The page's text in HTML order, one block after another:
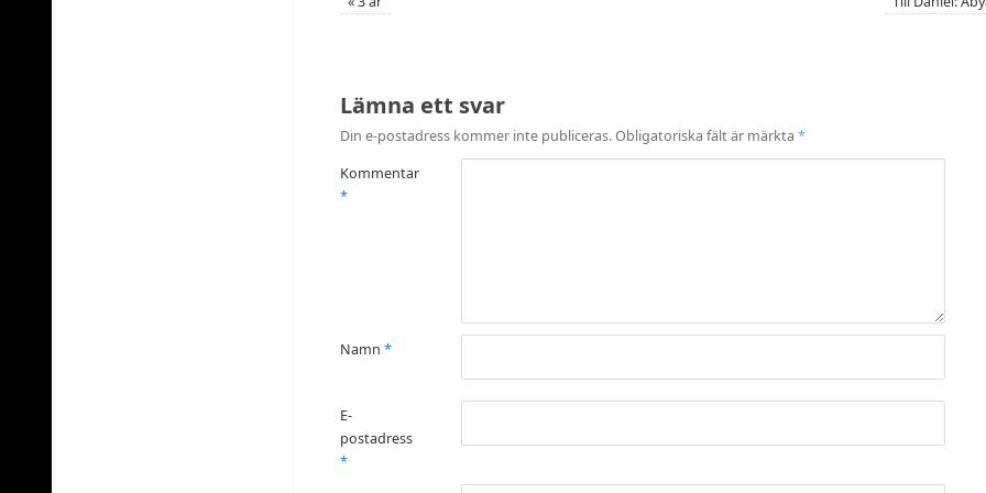
Lämna ett svar
Din e-postadress kommer inte publiceras.Obligatoriska fält är märkta *
Kommentar
*
Namn *
E-
postadress
*